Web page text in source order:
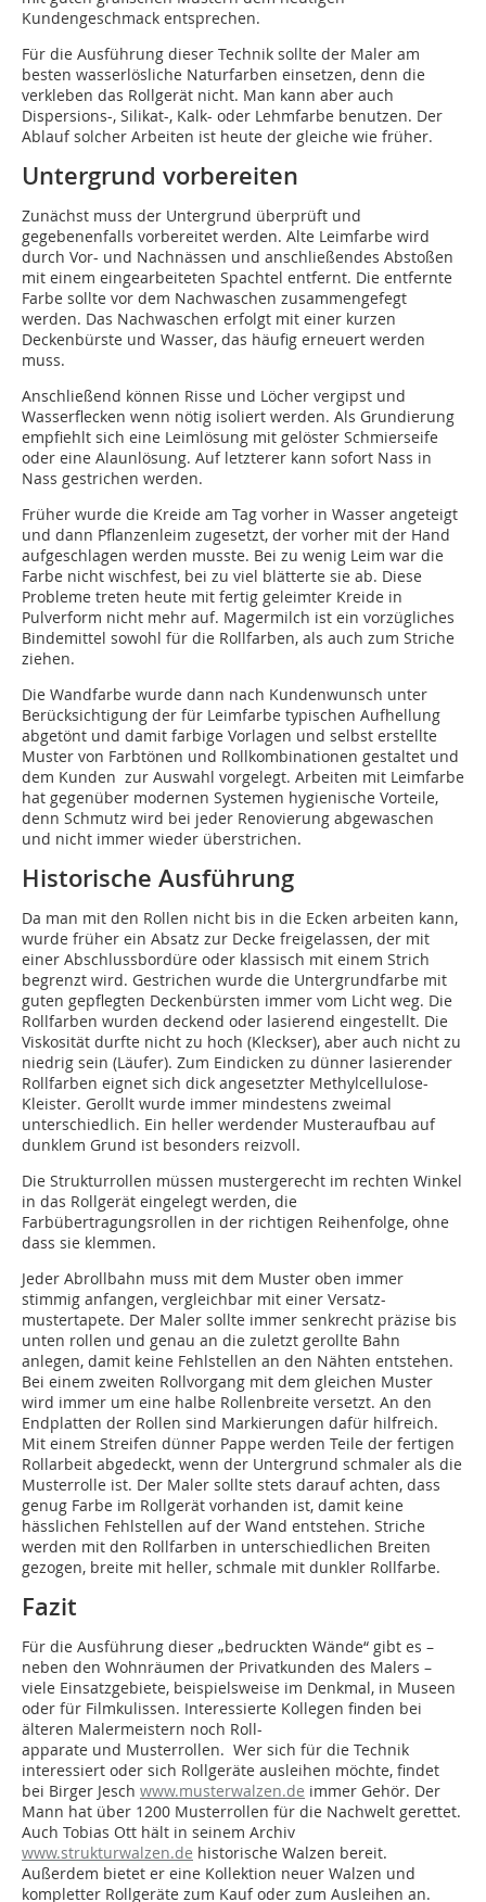
Kundengeschmack entsprechen.
Für die Ausführung dieser Technik sollte der Maler am
besten wasserlösliche Naturfarben einsetzen, denn die
verkleben das Rollgerät nicht. Man kann aber auch
Dispersions-, Silikat-, Kalk- oder Lehmfarbe benutzen. Der
Ablauf solcher Arbeiten ist heute der gleiche wie früher.
Untergrund vorbereiten
Zunächst muss der Untergrund überprüft und
gegebenenfalls vorbereitet werden. Alte Leimfarbe wird
durch Vor- und Nachnässen und anschließendes Abstoßen
mit einem eingearbeiteten Spachtel entfernt. Die entfernte
Farbe sollte vor dem Nachwaschen zusammengefegt
werden. Das Nachwaschen erfolgt mit einer kurzen
Deckenbürste und Wasser, das häufig erneuert werden
muss.
Anschließend können Risse und Löcher vergipst und
Wasserflecken wenn nötig isoliert werden. Als Grundierung
empfiehlt sich eine Leimlösung mit gelöster Schmierseife
oder eine Alaunlösung. Auf letzterer kann sofort Nass in
Nass gestrichen werden.
Früher wurde die Kreide am Tag vorher in Wasser angeteigt
und dann Pflanzenleim zugesetzt, der vorher mit der Hand
aufgeschlagen werden musste. Bei zu wenig Leim war die
Farbe nicht wischfest, bei zu viel blätterte sie ab. Diese
Probleme treten heute mit fertig geleimter Kreide in
Pulverform nicht mehr auf. Magermilch ist ein vorzügliches
Bindemittel sowohl für die Rollfarben, als auch zum Striche
ziehen.
Die Wandfarbe wurde dann nach Kundenwunsch unter
Berücksichtigung der für Leimfarbe typischen Aufhellung
abgetönt und damit farbige Vorlagen und selbst erstellte
Muster von Farbtönen und Rollkombinationen gestaltet und
dem Kunden zur Auswahl vorgelegt. Arbeiten mit Leimfarbe
hat gegenüber modernen Systemen hygienische Vorteile,
denn Schmutz wird bei jeder Renovierung abgewaschen
und nicht immer wieder überstrichen.
Historische Ausführung
Da man mit den Rollen nicht bis in die Ecken arbeiten kann,
wurde früher ein Absatz zur Decke freigelassen, der mit
einer Abschlussbordüre oder klassisch mit einem Strich
begrenzt wird. Gestrichen wurde die Untergrundfarbe mit
guten gepflegten Deckenbürsten immer vom Licht weg. Die
Rollfarben wurden deckend oder lasierend eingestellt. Die
Viskosität durfte nicht zu hoch (Kleckser), aber auch nicht zu
niedrig sein (Läufer). Zum Eindicken zu dünner lasierender
Rollfarben eignet sich dick angesetzter Methylcellulose-
Kleister. Gerollt wurde immer mindestens zweimal
unterschiedlich. Ein heller werdender Musteraufbau auf
dunklem Grund ist besonders reizvoll.
Die Strukturrollen müssen mustergerecht im rechten Winkel
in das Rollgerät eingelegt werden, die
Farbübertragungsrollen in der richtigen Reihenfolge, ohne
dass sie klemmen.
Jeder Abrollbahn muss mit dem Muster oben immer
stimmig anfangen, vergleichbar mit einer Versatz-
mustertapete. Der Maler sollte immer senkrecht präzise bis
unten rollen und genau an die zuletzt gerollte Bahn
anlegen, damit keine Fehlstellen an den Nähten entstehen.
Bei einem zweiten Rollvorgang mit dem gleichen Muster
wird immer um eine halbe Rollenbreite versetzt. An den
Endplatten der Rollen sind Markierungen dafür hilfreich.
Mit einem Streifen dünner Pappe werden Teile der fertigen
Rollarbeit abgedeckt, wenn der Untergrund schmaler als die
Musterrolle ist. Der Maler sollte stets darauf achten, dass
genug Farbe im Rollgerät vorhanden ist, damit keine
hässlichen Fehlstellen auf der Wand entstehen. Striche
werden mit den Rollfarben in unterschiedlichen Breiten
gezogen, breite mit heller, schmale mit dunkler Rollfarbe.
Fazit
Für die Ausführung dieser „bedruckten Wände“ gibt es –
neben den Wohnräumen der Privatkunden des Malers –
viele Einsatzgebiete, beispielsweise im Denkmal, in Museen
oder für Filmkulissen. Interessierte Kollegen finden bei
älteren Malermeistern noch Roll-
apparate und Musterrollen. Wer sich für die Technik
interessiert oder sich Rollgeräte ausleihen möchte, findet
bei Birger Jesch www.musterwalzen.de immer Gehör. Der
Mann hat über 1200 Musterrollen für die Nachwelt gerettet.
Auch Tobias Ott hält in seinem Archiv
www.strukturwalzen.de historische Walzen bereit.
Außerdem bietet er eine Kollektion neuer Walzen und
kompletter Rollgeräte zum Kauf oder zum Ausleihen an.